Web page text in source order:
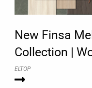
New Finsa
Collection |
ELTOP